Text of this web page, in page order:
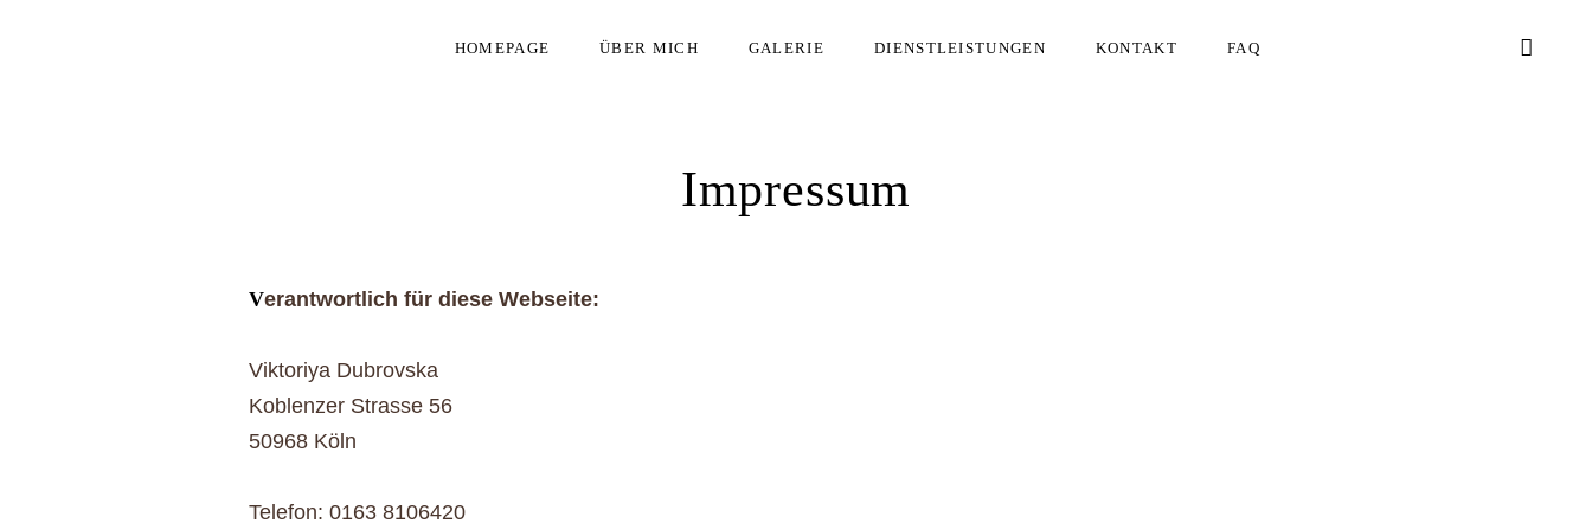
HOMEPAGE ÜBER MICH GALERIE DIENSTLEISTUNGEN KONTAKT FAQ
Impressum
Verantwortlich für diese Webseite:
Viktoriya Dubrovska
Koblenzer Strasse 56
50968 Köln
Telefon: 0163 8106420